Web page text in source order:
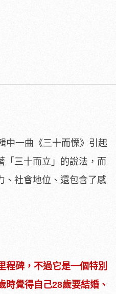
中一曲《三十而慄》引起
「三十而立」的說法，而
、社會地位、還包含了感
程碑，不過它是一個特別
時覺得自己28歲要結婚、